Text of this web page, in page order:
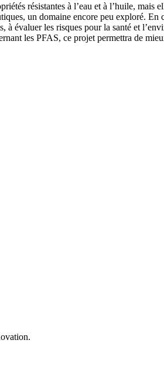
résistantes à l’eau et à l’huile, mais
un domaine encore peu exploré.
évaluer les risques pour la santé et
les PFAS, ce projet permettra de